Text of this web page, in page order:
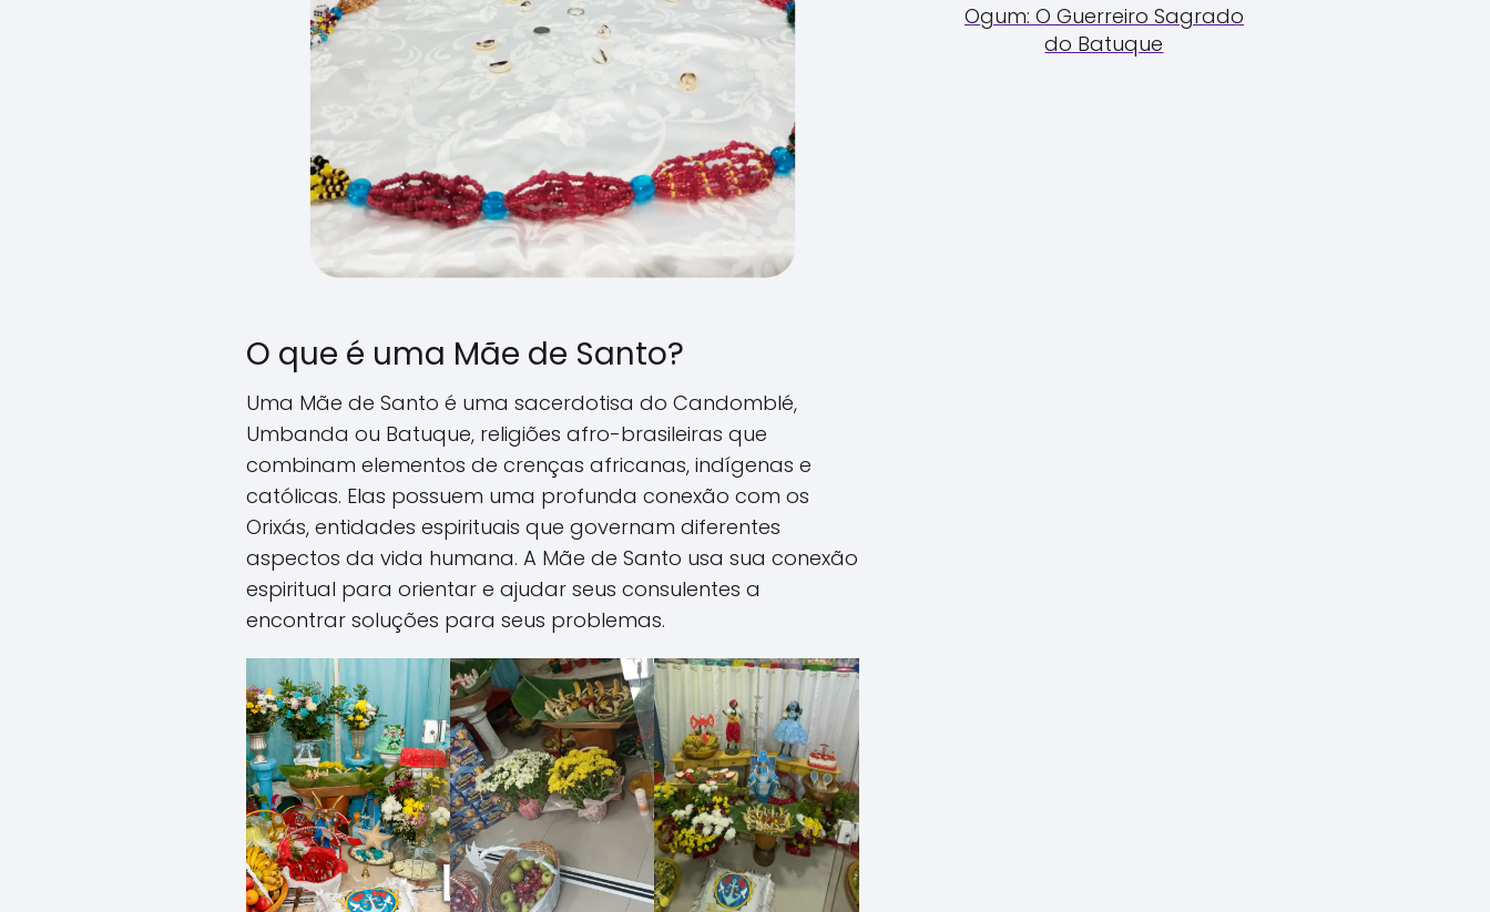
O que é uma Mãe de Santo?
Uma Mãe de Santo é uma sacerdotisa do Candomblé,
Umbanda ou Batuque, religiões afro-brasileiras que
combinam elementos de crenças africanas, indígenas e
católicas. Elas possuem uma profunda conexão com os
Orixás, entidades espirituais que governam diferentes
aspectos da vida humana. A Mãe de Santo usa sua conexão
espiritual para orientar e ajudar seus consulentes a
encontrar soluções para seus problemas.
Ogum: O Guerreiro Sagrado
do Batuque